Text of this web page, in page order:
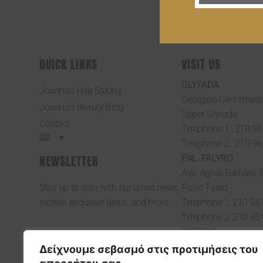
Δείχνουμε σεβασμό στις προτιμήσεις του
QUICK LINKS
Joanna’s Hair Salons
Joanna’s Beauty Blog
Contact
NEWSLETTER
Stay up to date with our latest news,
receive exclusive deals, and more.
VISIT US
GLYFADA
Georgiou Gennimata
Upper Glyfada
Telephone 1 : 210
Telephone 2 : 210
PAL. FALYRO
Ave. Aghia Barbara
Paleo Faliro
Telephone 1: 210 98
Telephone 2: 210
LUTRAKI
El. 51 Venizelos